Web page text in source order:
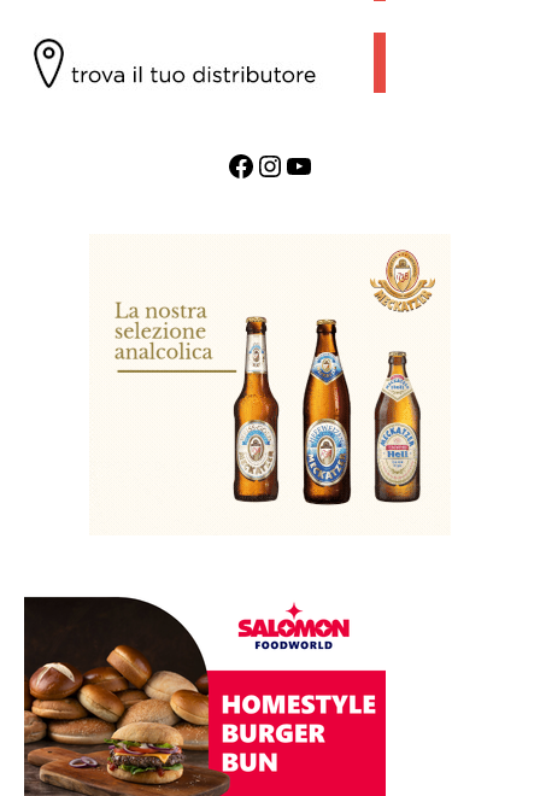
Facebook InstagramYouTube